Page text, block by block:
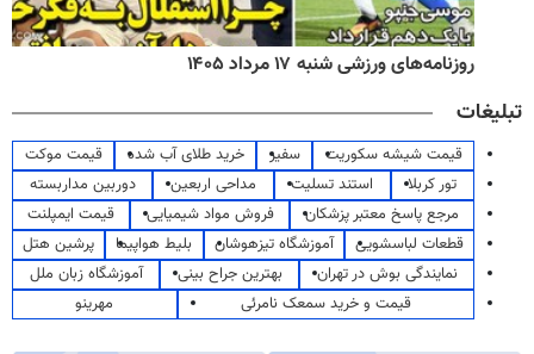
روزنامه‌های ورزشی شنبه ۱۷ مرداد ۱۴۰۵
تبلیغات
قیمت شیشه سکوریت سفیر خرید طلای آب شده
قیمت موکت
تور کربلا
استند تسلیت مداحی اربعین
دوربین مداربسته
مرجع پاسخ معتبر پزشکان
فروش مواد شیمیایی
قیمت ایمپلنت
قطعات لباسشویی
آموزشگاه تیزهوشان بلیط هواپیما
پرشین هتل
نمایندگی بوش در تهران
بهترین جراح بینی
آموزشگاه زبان ملل
قیمت و خرید سمعک نامرئی
مهرینو